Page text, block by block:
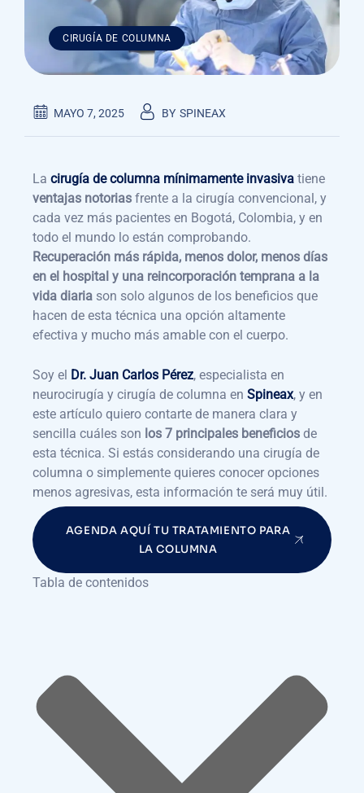
CIRUGÍA DE COLUMNA
MAYO 7, 2025 BY SPINEAX
La cirugía de columna mínimamente invasiva tiene
ventajas notorias frente a la cirugía convencional, y
cada vez más pacientes en Bogotá, Colombia, y en
todo el mundo lo están comprobando.
Recuperación más rápida, menos dolor, menos días
en el hospital y una reincorporación temprana a la
vida diaria son solo algunos de los beneficios que
hacen de esta técnica una opción altamente
efectiva y mucho más amable con el cuerpo.
Soy el Dr. Juan Carlos Pérez, especialista en
neurocirugía y cirugía de columna en Spineax, y en
este artículo quiero contarte de manera clara y
sencilla cuáles son los 7 principales beneficios de
esta técnica. Si estás considerando una cirugía de
columna o simplemente quieres conocer opciones
menos agresivas, esta información te será muy útil.
AGENDA AQUÍ TU TRATAMIENTO PARA
LA COLUMNA
Tabla de contenidos